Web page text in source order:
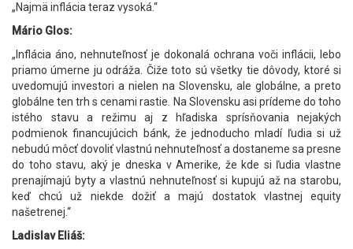
„Najmä inflácia teraz vysoká.“
Mário Glos:
„Inflácia áno, nehnuteľnosť je dokonalá ochrana voči inflácii, lebo
priamo úmerne ju odráža. Čiže toto sú všetky tie dôvody, ktoré si
uvedomujú investori a nielen na Slovensku, ale globálne, a preto
globálne ten trh s cenami rastie. Na Slovensku asi prídeme do toho
istého stavu a režimu aj z hľadiska sprísňovania nejakých
podmienok financujúcich bánk, že jednoducho mladí ľudia si už
nebudú môcť dovoliť vlastnú nehnuteľnosť a dostaneme sa presne
do toho stavu, aký je dneska v Amerike, že kde si ľudia vlastne
prenajímajú byty a vlastnú nehnuteľnosť si kupujú až na starobu,
keď chcú už niekde dožiť a majú dostatok vlastnej equity
našetrenej.“
Ladislav Eliáš: